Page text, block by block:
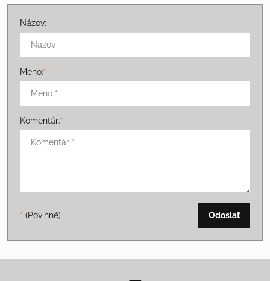
Názov:
Meno:*
Komentár:*
* (Povinné) Odoslať